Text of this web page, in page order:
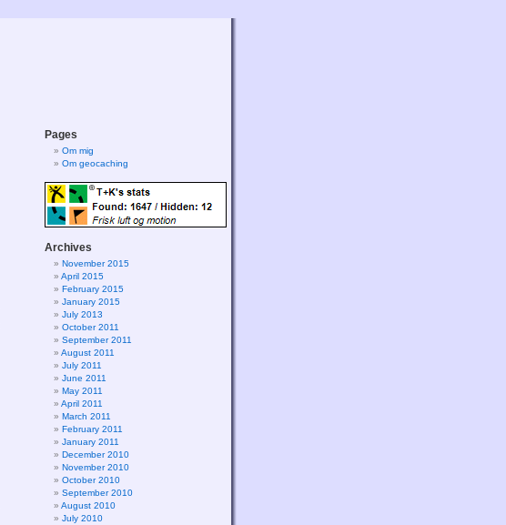
Pages
Om mig
Om geocaching
Archives
November 2015
April 2015
February 2015
January 2015
July 2013
October 2011
September 2011
August 2011
July 2011
June 2011
May 2011
April 2011
March 2011
February 2011
January 2011
December 2010
November 2010
October 2010
September 2010
August 2010
July 2010